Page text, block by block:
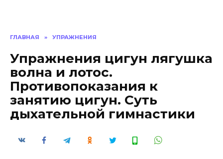
ГЛАВНАЯ » УПРАЖНЕНИЯ
Упражнения цигун лягушка
волна и лотос.
Противопоказания к
занятию цигун. Суть
дыхательной гимнастики